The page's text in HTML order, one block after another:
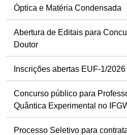
Óptica e Matéria Condensada
Abertura de Editais para
Doutor
Inscrições abertas EUF-1/2026
Concurso público para
Quântica Experimental no
Processo Seletivo para